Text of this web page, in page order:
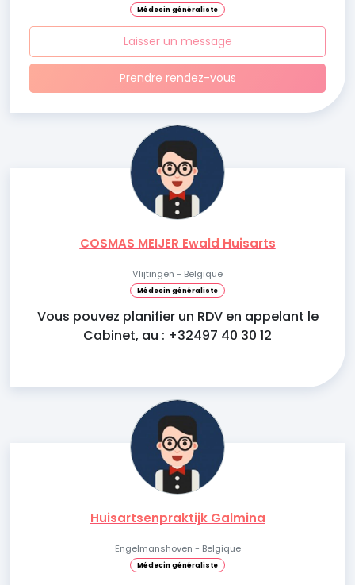
Médecin généraliste
Laisser un message
Prendre rendez-vous
COSMAS MEIJER Ewald Huisarts
Vlijtingen - Belgique
Médecin généraliste
Vous pouvez planifier un RDV en appelant le
Cabinet, au : +32497 40 30 12
Huisartsenpraktijk Galmina
Engelmanshoven - Belgique
Médecin généraliste